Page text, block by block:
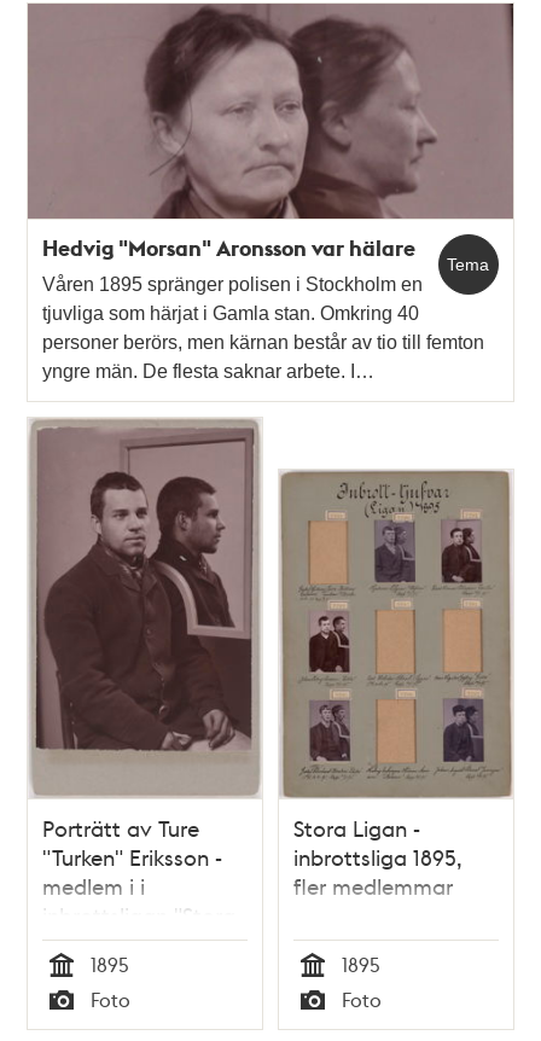
Tema
Hedvig "Morsan" Aronsson var hälare
Våren 1895 spränger polisen i Stockholm en
tjuvliga som härjat i Gamla stan. Omkring 40
personer berörs, men kärnan består av tio till femton
yngre män. De flesta saknar arbete. I…
Porträtt av Ture
"Turken" Eriksson -
medlem i i
inbrottsligan "Stora
ligan" 1895
Tid
1895
Typ
Foto
Stora Ligan -
inbrottsliga 1895,
fler medlemmar
Tid
1895
Typ
Foto